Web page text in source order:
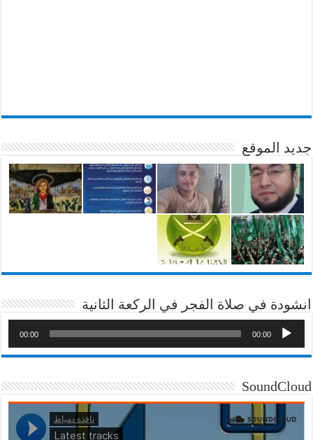
جديد الموقع
انشودة في صلاة الفجر في الركعة الثانية
00:00
00:00
SoundCloud